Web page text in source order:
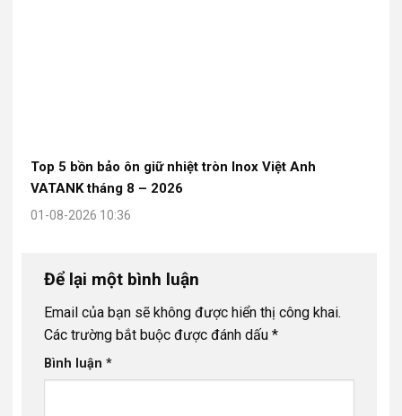
Top 5 bồn bảo ôn giữ nhiệt tròn Inox Việt Anh
VATANK tháng 8 – 2026
01-08-2026 10:36
Để lại một bình luận
Email của bạn sẽ không được hiển thị công khai.
Các trường bắt buộc được đánh dấu *
Bình luận *